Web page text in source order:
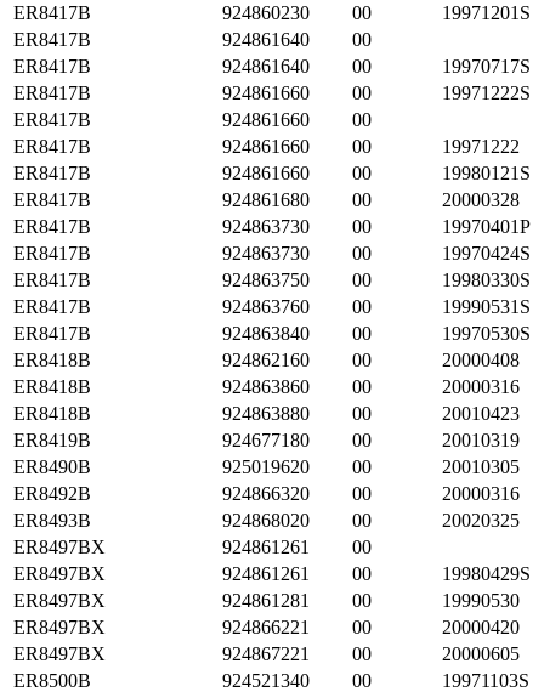
ER8417B
924860230 00
19971201S
ER8417B
924861640
00
ER8417B
924861640 00
19970717S
ER8417B
924861660 00
19971222S
ER8417B
924861660
00
ER8417B
924861660 00
19971222
ER8417B
924861660 00
19980121S
ER8417B
924861680 00
20000328
ER8417B
924863730 00
19970401P
ER8417B
924863730 00
19970424S
ER8417B
924863750 00
19980330S
ER8417B
924863760 00
19990531S
ER8417B
924863840 00
19970530S
ER8418B
924862160 00
20000408
ER8418B
924863860 00
20000316
ER8418B
924863880 00
20010423
ER8419B
924677180 00
20010319
ER8490B
925019620 00
20010305
ER8492B
924866320 00
20000316
ER8493B
924868020 00
20020325
ER8497BX
924861261
00
ER8497BX
924861261 00
19980429S
ER8497BX
924861281 00
19990530
ER8497BX
924866221 00
20000420
ER8497BX
924867221 00
20000605
ER8500B
924521340 00
19971103S